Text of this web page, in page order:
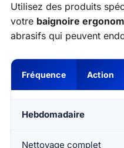
Utilisez des produits
votre baignoire
abrasifs qui peuvent
Fréquence Action
Hebdomadaire
Nettoyage complet